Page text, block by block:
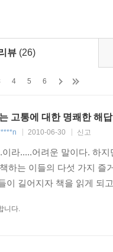
뷰 (26)
4 5 6
고통에 대한 명쾌한 해
2010-06-30 신고
라.....어려운 말이다. 하
하는 이들의 다섯 가지 즐
이 길어지자 책을 읽게 되
니다.